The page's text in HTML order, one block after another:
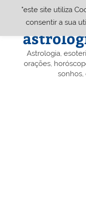
Astrologia,
orações,
sonhos,
"este site utiliza
consentir a sua